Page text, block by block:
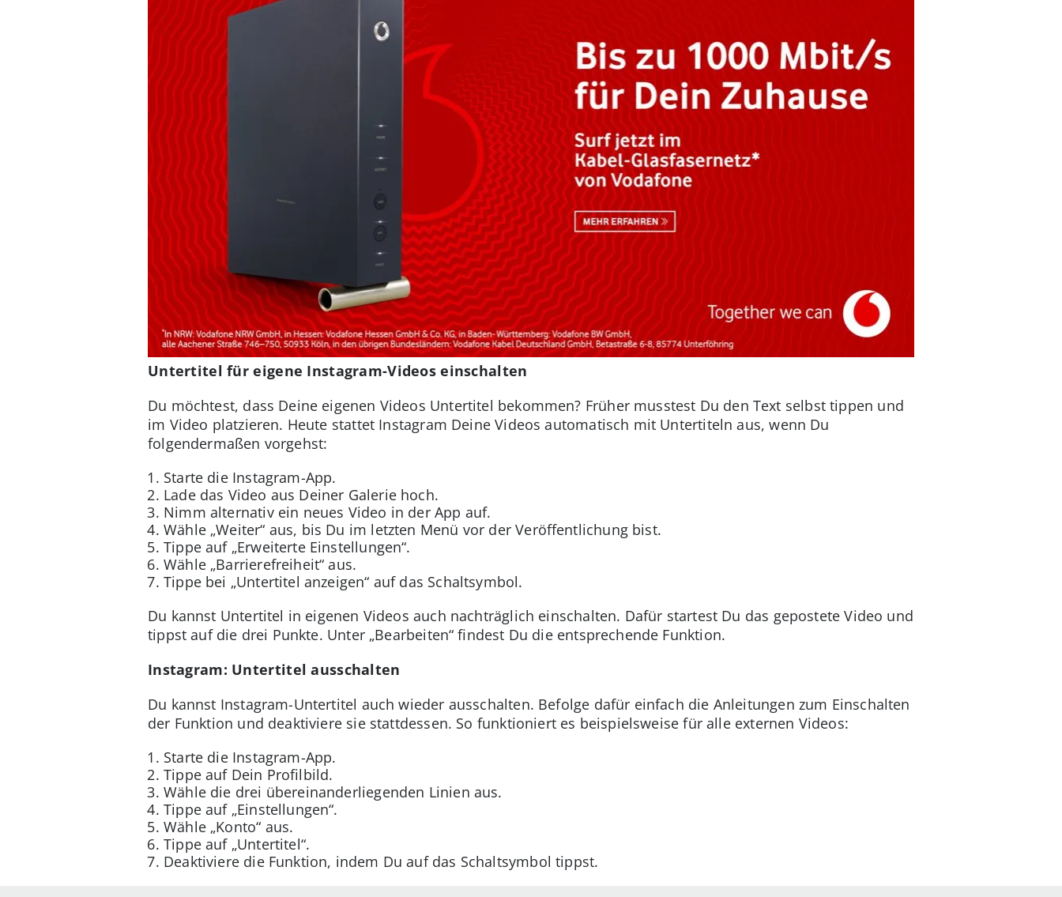
Untertitel für eigene Instagram-Videos einschalten
Du möchtest, dass Deine eigenen Videos Untertitel bekommen? Früher musstest Du den Text selbst tippen und
im Video platzieren. Heute stattet Instagram Deine Videos automatisch mit Untertiteln aus, wenn Du
folgendermaßen vorgehst:
Starte die Instagram-App.
Lade das Video aus Deiner Galerie hoch.
Nimm alternativ ein neues Video in der App auf.
Wähle „Weiter“ aus, bis Du im letzten Menü vor der Veröffentlichung bist.
Tippe auf „Erweiterte Einstellungen“.
Wähle „Barrierefreiheit“ aus.
Tippe bei „Untertitel anzeigen“ auf das Schaltsymbol.
Du kannst Untertitel in eigenen Videos auch nachträglich einschalten. Dafür startest Du das gepostete Video und
tippst auf die drei Punkte. Unter „Bearbeiten“ findest Du die entsprechende Funktion.
Instagram: Untertitel ausschalten
Du kannst Instagram-Untertitel auch wieder ausschalten. Befolge dafür einfach die Anleitungen zum Einschalten
der Funktion und deaktiviere sie stattdessen. So funktioniert es beispielsweise für alle externen Videos:
Starte die Instagram-App.
Tippe auf Dein Profilbild.
Wähle die drei übereinanderliegenden Linien aus.
Tippe auf „Einstellungen“.
Wähle „Konto“ aus.
Tippe auf „Untertitel“.
Deaktiviere die Funktion, indem Du auf das Schaltsymbol tippst.